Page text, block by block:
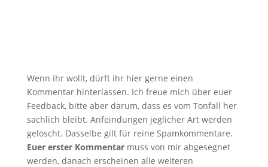
Wenn ihr wollt, dürft ihr hier gerne einen
Kommentar hinterlassen. Ich freue mich über euer
Feedback, bitte aber darum, dass es vom Tonfall her
sachlich bleibt. Anfeindungen jeglicher Art werden
gelöscht. Dasselbe gilt für reine Spamkommentare.
Euer erster Kommentarmuss von mir abgesegnet
werden, danach erscheinen alle weiteren